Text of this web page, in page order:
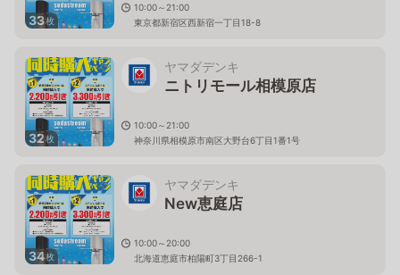
33枚
10:00～21:00
東京都新宿区西新宿一丁目18-8
32枚
ヤマダデンキ
ニトリモール相模原店
10:00～21:00
神奈川県相模原市南区大野台6丁目1番1号
34枚
ヤマダデンキ
New恵庭店
10:00～20:00
北海道恵庭市柏陽町3丁目266-1